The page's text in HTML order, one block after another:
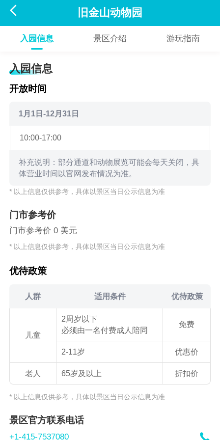
 旧金山动物园
入园信息 景区介绍 游玩指南
入园信息
开放时间
1月1日-12月31日
10:00-17:00
补充说明：部分通道和动物展览可能会每天关闭，具
体营业时间以官网发布情况为准。
* 以上信息仅供参考，具体以景区当日公示信息为准
门市参考价
门市参考价 0 美元
* 以上信息仅供参考，具体以景区当日公示信息为准
优待政策
人群 适用条件 优待政策
儿童
2周岁以下
必须由一名付费成人陪同
免费
2-11岁 优惠价
老人 65岁及以上 折扣价
* 以上信息仅供参考，具体以景区当日公示信息为准
景区官方联系电话
+1-415-7537080 